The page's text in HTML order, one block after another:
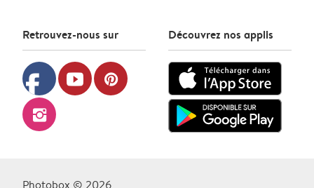
Retrouvez-nous sur
facebook youtube pinterest
instagram
Découvrez nos applis
Photobox © 2026